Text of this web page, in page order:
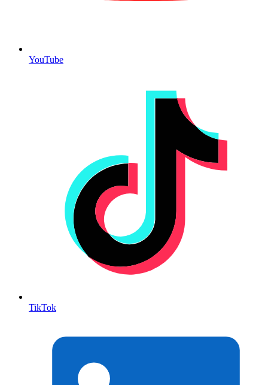
YouTube
TikTok